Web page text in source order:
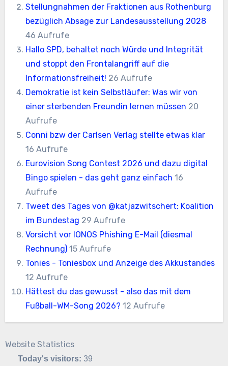
Stellungnahmen der Fraktionen aus Rothenburg
bezüglich Absage zur Landesausstellung 2028
46 Aufrufe
Hallo SPD, behaltet noch Würde und Integrität
und stoppt den Frontalangriff auf die
Informationsfreiheit! 26 Aufrufe
Demokratie ist kein Selbstläufer: Was wir von
einer sterbenden Freundin lernen müssen 20
Aufrufe
Conni bzw der Carlsen Verlag stellte etwas klar
16 Aufrufe
Eurovision Song Contest 2026 und dazu digital
Bingo spielen - das geht ganz einfach 16
Aufrufe
Tweet des Tages von @katjazwitschert: Koalition
im Bundestag 29 Aufrufe
Vorsicht vor IONOS Phishing E-Mail (diesmal
Rechnung) 15 Aufrufe
Tonies - Toniesbox und Anzeige des Akkustandes
12 Aufrufe
Hättest du das gewusst - also das mit dem
Fußball-WM-Song 2026? 12 Aufrufe
Website Statistics
Today's visitors:39